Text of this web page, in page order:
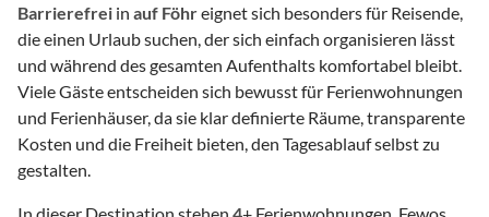
Barrierefrei in auf Föhreignet sich besonders für Reisende,
die einen Urlaub suchen, der sich einfach organisieren lässt
und während des gesamten Aufenthalts komfortabel bleibt.
Viele Gäste entscheiden sich bewusst für Ferienwohnungen
und Ferienhäuser, da sie klar definierte Räume, transparente
Kosten und die Freiheit bieten, den Tagesablauf selbst zu
gestalten.
In dieser Destination stehen 4+ Ferienwohnungen, Fewos